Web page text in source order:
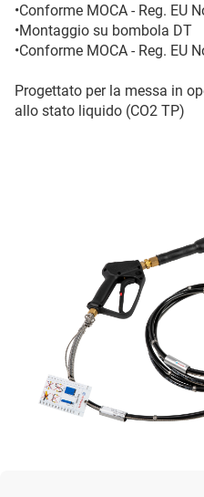
•Conforme MOCA - Reg. EU
•Montaggio su bombola DT
•Conforme MOCA - Reg. EU
Progettato per la messa in
allo stato liquido (CO2 TP)